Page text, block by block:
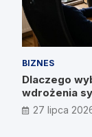
BIZNES
Dlaczego
wdrożenia
wyniku?
27 lipca